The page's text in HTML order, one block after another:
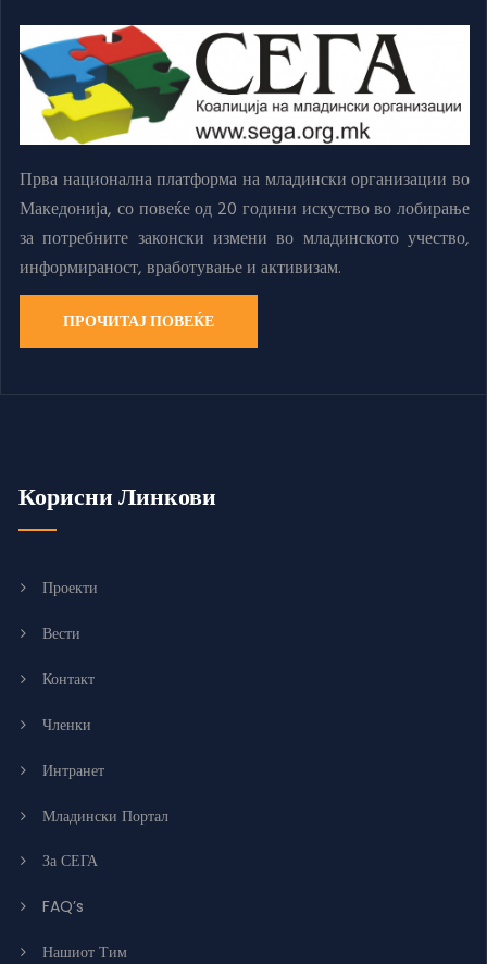
Прва национална платформа на младински организации во
Македонија, со повеќе од 20 години искуство во лобирање
за потребните законски измени во младинското учество,
информираност, вработување и активизам.
ПРОЧИТАЈ ПОВЕЌЕ
Корисни Линкови
Проекти
Вести
Контакт
Членки
Интранет
Младински Портал
За СЕГА
FAQ’s
Нашиот Тим